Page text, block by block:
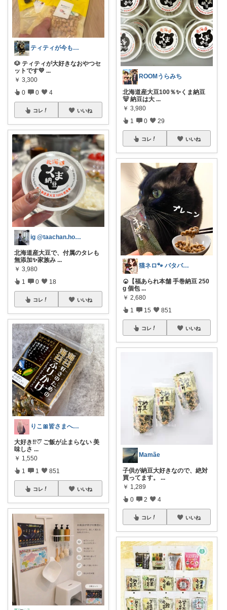
ティティが今も毎日使っている愛用品🐶
🐶 ティティが大好きなおやつセ
ットです💛 ...
￥ 3,300
0 0 4
コレ いいね
ig @taachan.home
北海道産大豆で、付属のタレも
無添加✨家族み ...
￥ 3,980
1 0 18
コレ いいね
りこ🎀皆さまへ心から感謝🩶
大好き‼︎♡⃛ ご飯が止まらない 美
味しさ ...
￥ 1,550
1 1 851
コレ いいね
ROOMうらみち
北海道産大豆100％✨くま納豆
🐻 納豆は大 ...
￥ 3,980
1 0 29
コレ いいね
猫ネロ🐾 バタバタで🙏中々来れないの
🍘【福あられ本舗 手巻納豆 250
g 個包 ...
￥ 2,680
1 15 851
コレ いいね
Mamãe
子供が納豆大好きなので、絶対
買ってます。 ...
￥ 1,289
0 2 4
コレ いいね